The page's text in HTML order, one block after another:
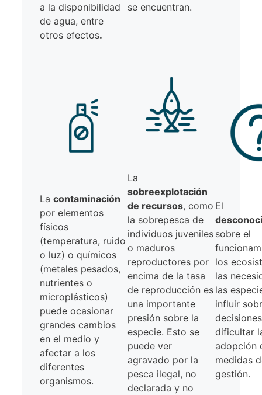
a la disponibilidad
de agua, entre
otros efectos.
se encuentran.
La contaminación
por elementos
físicos
(temperatura, ruido
o luz) o químicos
(metales pesados,
nutrientes o
microplásticos)
puede ocasionar
grandes cambios
en el medio y
afectar a los
diferentes
organismos.
La
sobreexplotación
de recursos, como
la sobrepesca de
individuos juveniles
o maduros
reproductores por
encima de la tasa
de reproducción es
una importante
presión sobre la
especie. Esto se
puede ver
agravado por la
pesca ilegal, no
declarada y no
El
sobre el
los
las
las
influir
dificultar
adopción
medidas
gestión.